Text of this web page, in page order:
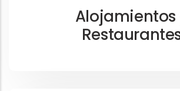
Alojamientos